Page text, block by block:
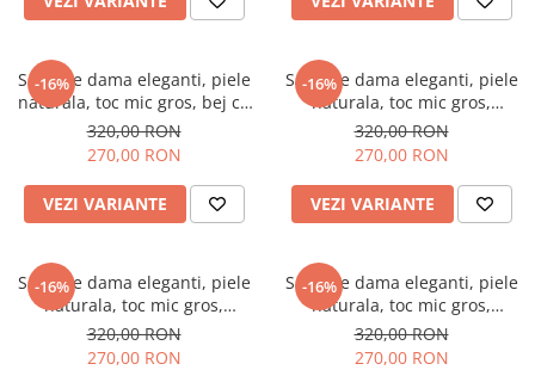
-16%
Sandale dama eleganti, piele
naturala, toc mic gros, bej cu
glitter, Sandali
320,00 RON
270,00 RON
VEZI VARIANTE
-16%
Sandale dama eleganti, piele
naturala, toc mic gros,
albastru cu flori albastre,
Sandali
320,00 RON
270,00 RON
VEZI VARIANTE
-16%
Sandale dama eleganti, piele
naturala, toc mic gros,
imprimeu de abstract pe
bareta, bej, Sandali
320,00 RON
270,00 RON
-16%
Sandale dama eleganti, piele
naturala, toc mic gros,
imprimeu lepoard, bej inchis,
Sandali
320,00 RON
270,00 RON